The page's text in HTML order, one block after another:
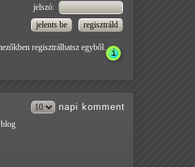
jelszó:
regisztrálhatsz egyből.
napi komment